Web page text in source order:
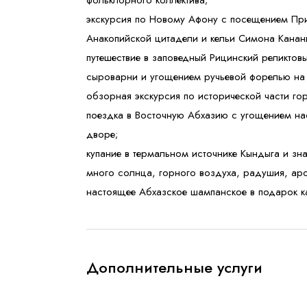
экскурсия по Новому Афону с посещением
Анакопийской цитадели и кельи Симона
путешествие в заповедный Рицинский
сыроварни и угощением ручьевой форелью на
обзорная экскурсия по исторической части
поездка в Восточную Абхазию с угощением
дворе;
купание в термальном источнике Кындыга и
много солнца, горного воздуха, радушия,
настоящее Абхазское шампанское в подарок
Дополнительные услуги